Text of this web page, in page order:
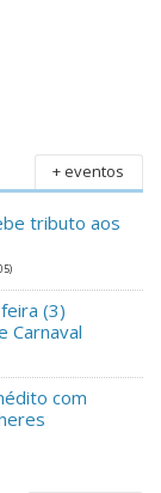
+ eventos
tributo aos
(3)
Carnaval
com